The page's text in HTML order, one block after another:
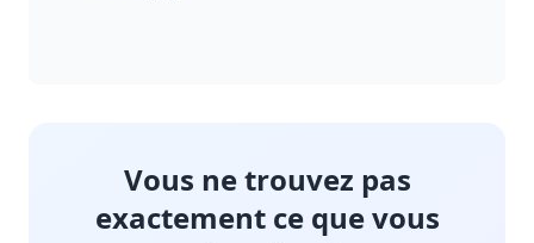
Vous ne trouvez pas
exactement ce que vous